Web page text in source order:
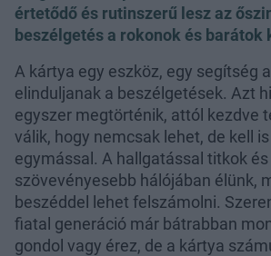
értetődő és rutinszerű lesz az
beszélgetés a rokonok és barátok
A kártya egy eszköz, egy segítség
elinduljanak a beszélgetések. Azt
egyszer megtörténik, attól kezdve
válik, hogy nemcsak lehet, de kell
egymással. A hallgatással titkok
szövevényesebb hálójában élünk,
beszéddel lehet felszámolni.
fiatal generáció már bátrabban
gondol vagy érez, de a kártya